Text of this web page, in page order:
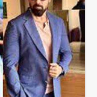
होगी दिल्ली
में मॉक आॅपरेशन